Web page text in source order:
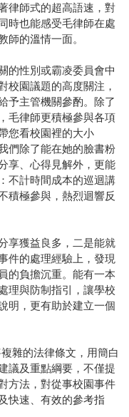
律師式的超高語速，對
時也能感受毛律師在處
師的溫情一面。
的性別或霸凌委員會中
校園議題的高度關注，
予主管機關參酌。除了
毛律師更積極參與各項
您看校園裡的大小
們除了能在她的臉書粉
享、心得見解外，更能
不計時間成本的巡迴講
積極參與，熱烈迴響反
享獲益良多，二是能就
件的處理經驗上，發現
的負擔沉重。能有一本
理與防制指引，讓學校
明，更有助於建立一個
雜的法律條文，用簡白
議及重點綱要，不僅提
方法，對從事校園事件
快速、有效的參考指